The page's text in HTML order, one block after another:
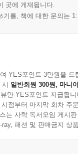
곳에 게재됩니다.
기를, 책에 대한 문의는
YES포인트 3만원을 드
일반회원 300원, 마니
만 YES포인트 지급됩니
점부터 마지막 회차 주
는 사락 독서모임 게시
패션 및 판매금지 상